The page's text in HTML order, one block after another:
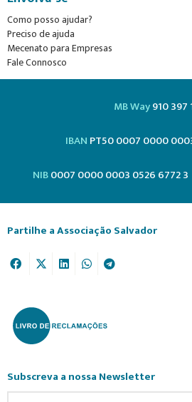
Como posso ajudar?
Preciso de ajuda
Mecenato para Empresas
Fale Connosco
MB Way910 397
IBAN PT50 0007 0000
NIB0007 0000 0003 0526 6772 3
Partilhe a Associação Salvador
Subscreva a nossa Newsletter